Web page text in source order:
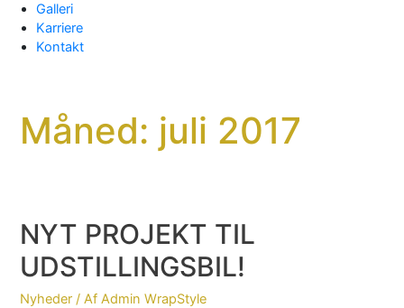
Galleri
Karriere
Kontakt
Måned: juli 2017
NYT PROJEKT TIL
UDSTILLINGSBIL!
Nyheder / AfAdmin WrapStyle